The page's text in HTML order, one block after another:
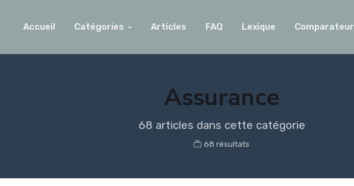
Accueil Catégories Articles FAQ Lexique Comparateur
Assurance
68 articles dans cette catégorie
68 résultats